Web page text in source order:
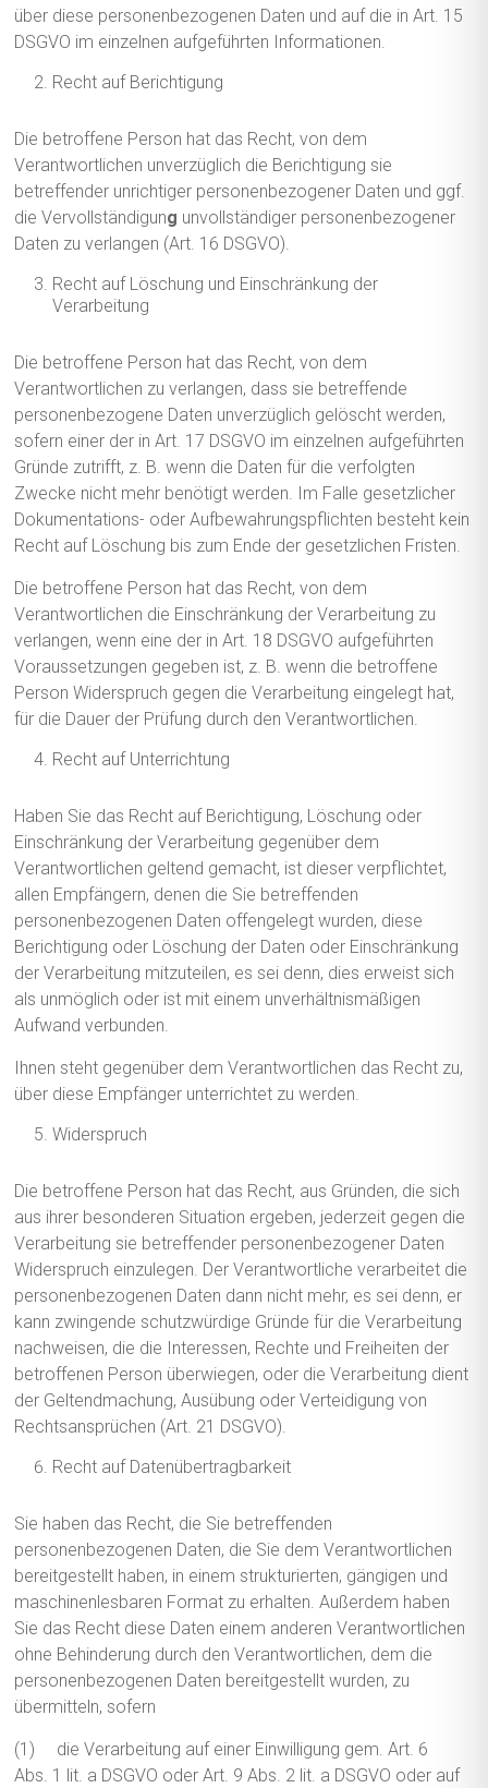
über diese personenbezogenen Daten und auf die in Art. 15
DSGVO im einzelnen aufgeführten Informationen.
Recht auf Berichtigung
Die betroffene Person hat das Recht, von dem
Verantwortlichen unverzüglich die Berichtigung sie
betreffender unrichtiger personenbezogener Daten und ggf.
die Vervollständigung unvollständiger personenbezogener
Daten zu verlangen (Art. 16 DSGVO).
Recht auf Löschung und Einschränkung der
Verarbeitung
Die betroffene Person hat das Recht, von dem
Verantwortlichen zu verlangen, dass sie betreffende
personenbezogene Daten unverzüglich gelöscht werden,
sofern einer der in Art. 17 DSGVO im einzelnen aufgeführten
Gründe zutrifft, z. B. wenn die Daten für die verfolgten
Zwecke nicht mehr benötigt werden. Im Falle gesetzlicher
Dokumentations- oder Aufbewahrungspflichten besteht kein
Recht auf Löschung bis zum Ende der gesetzlichen Fristen.
Die betroffene Person hat das Recht, von dem
Verantwortlichen die Einschränkung der Verarbeitung zu
verlangen, wenn eine der in Art. 18 DSGVO aufgeführten
Voraussetzungen gegeben ist, z. B. wenn die betroffene
Person Widerspruch gegen die Verarbeitung eingelegt hat,
für die Dauer der Prüfung durch den Verantwortlichen.
Recht auf Unterrichtung
Haben Sie das Recht auf Berichtigung, Löschung oder
Einschränkung der Verarbeitung gegenüber dem
Verantwortlichen geltend gemacht, ist dieser verpflichtet,
allen Empfängern, denen die Sie betreffenden
personenbezogenen Daten offengelegt wurden, diese
Berichtigung oder Löschung der Daten oder Einschränkung
der Verarbeitung mitzuteilen, es sei denn, dies erweist sich
als unmöglich oder ist mit einem unverhältnismäßigen
Aufwand verbunden.
Ihnen steht gegenüber dem Verantwortlichen das Recht zu,
über diese Empfänger unterrichtet zu werden.
Widerspruch
Die betroffene Person hat das Recht, aus Gründen, die sich
aus ihrer besonderen Situation ergeben, jederzeit gegen die
Verarbeitung sie betreffender personenbezogener Daten
Widerspruch einzulegen. Der Verantwortliche verarbeitet die
personenbezogenen Daten dann nicht mehr, es sei denn, er
kann zwingende schutzwürdige Gründe für die Verarbeitung
nachweisen, die die Interessen, Rechte und Freiheiten der
betroffenen Person überwiegen, oder die Verarbeitung dient
der Geltendmachung, Ausübung oder Verteidigung von
Rechtsansprüchen (Art. 21 DSGVO).
Recht auf Datenübertragbarkeit
Sie haben das Recht, die Sie betreffenden
personenbezogenen Daten, die Sie dem Verantwortlichen
bereitgestellt haben, in einem strukturierten, gängigen und
maschinenlesbaren Format zu erhalten. Außerdem haben
Sie das Recht diese Daten einem anderen Verantwortlichen
ohne Behinderung durch den Verantwortlichen, dem die
personenbezogenen Daten bereitgestellt wurden, zu
übermitteln, sofern
(1) die Verarbeitung auf einer Einwilligung gem. Art. 6
Abs. 1 lit. a DSGVO oder Art. 9 Abs. 2 lit. a DSGVO oder auf